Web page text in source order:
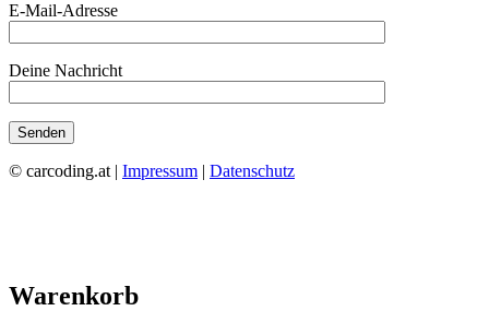
E-Mail-Adresse
Deine Nachricht
© carcoding.at | Impressum | Datenschutz
Warenkorb